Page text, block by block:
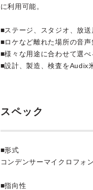
に利用可能。
■ステージ、スタジオ、放送
■ロケなど離れた場所の音
■様々な用途に合わせて選
■設計、製造、検査をAudix
スペック
■形式
コンデンサーマイクロフォン
■指向性